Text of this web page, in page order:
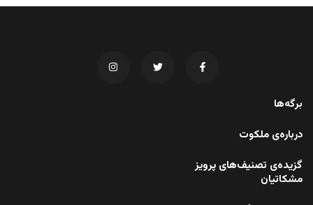
برگه‌ها
درباره‌ی ملکوت
گزیده‌ی تصنیف‌های پرویز
مشکاتیان